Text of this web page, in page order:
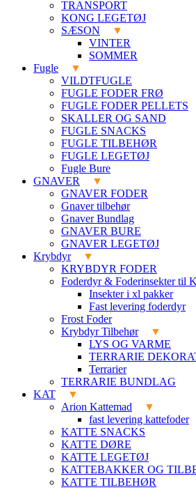
TRANSPORT
KONG LEGETØJ
SÆSON
VINTER
SOMMER
Fugle
VILDTFUGLE
FUGLE FODER FRØ
FUGLE FODER PELLETS
SKALLER OG SAND
FUGLE SNACKS
FUGLE TILBEHØR
FUGLE LEGETØJ
Fugle Bure
GNAVER
GNAVER FODER
Gnaver tilbehør
Gnaver Bundlag
GNAVER BURE
GNAVER LEGETØJ
Krybdyr
KRYBDYR FODER
Foderdyr & Foderinsekter til
Insekter i xl pakker
Fast levering foderdyr
Frost Foder
Krybdyr Tilbehør
LYS OG VARME
TERRARIE
Terrarier
TERRARIE BUNDLAG
KAT
Arion Kattemad
fast levering kattefoder
KATTE SNACKS
KATTE DØRE
KATTE LEGETØJ
KATTEBAKKER OG
KATTE TILBEHØR